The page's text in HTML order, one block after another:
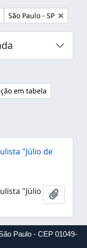
Remover filtro:
São Paulo - SP
em tabela
"Júlio de
"Júlio
Paulo - CEP 01049-